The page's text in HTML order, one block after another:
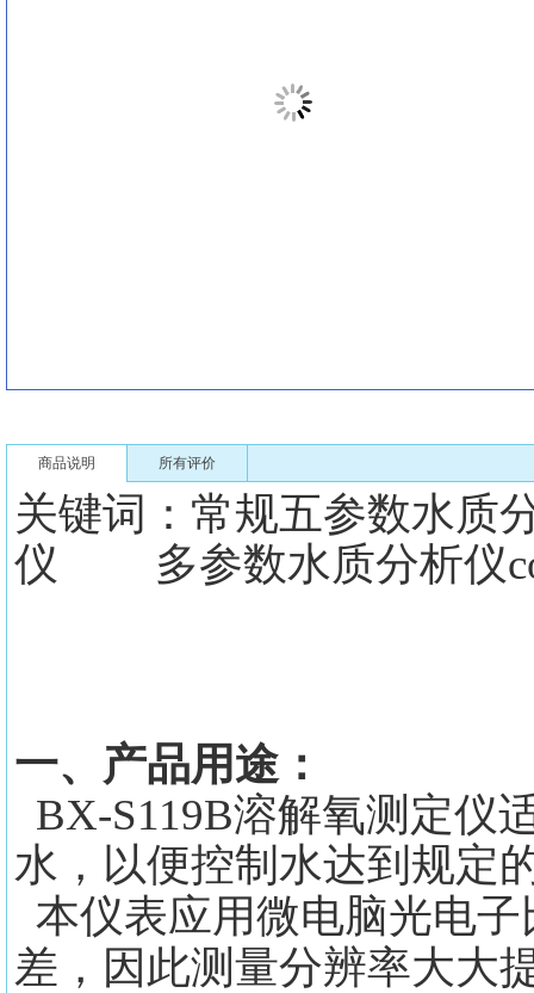
商品说明 所有评价
关键词：常规五参数
仪 多参数水质分析仪
一、产品用途：
BX-S119B溶解氧测定仪
水，以便控制水达到规定
本仪表应用微电脑光电
差，因此测量分辨率大大